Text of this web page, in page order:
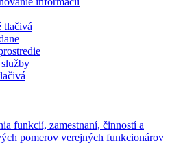
tlačivá
funkcií, zamestnaní, činností a
pomerov verejných funkcionárov